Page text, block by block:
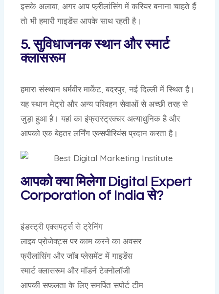
इसके अलावा, अगर आप फ्रीलांसिंग में करियर बनाना चाहते हैं
तो भी हमारी गाइडेंस आपके साथ रहती है।
5. सुविधाजनक स्थान और स्मार्ट
क्लासरूम
हमारा संस्थान धर्मवीर मार्केट, बदरपुर, नई दिल्ली में स्थित है।
यह स्थान मेट्रो और अन्य परिवहन सेवाओं से अच्छी तरह से
जुड़ा हुआ है। यहां का इंफ्रास्ट्रक्चर अत्याधुनिक है और
आपको एक बेहतर लर्निंग एक्सपीरियंस प्रदान करता है।
आपको क्या मिलेगा Digital Expert
Corporation of India से?
इंडस्ट्री एक्सपर्ट्स से ट्रेनिंग
लाइव प्रोजेक्ट्स पर काम करने का अवसर
फ्रीलांसिंग और जॉब प्लेसमेंट में गाइडेंस
स्मार्ट क्लासरूम और मॉडर्न टेक्नोलॉजी
आपकी सफलता के लिए समर्पित सपोर्ट टीम